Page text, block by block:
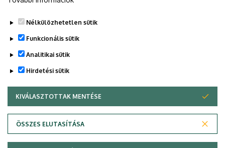
Legutóbbi frissítés: 2022. 08. 01. 17:55
Adatvédelem
Nélkülözhetetlen sütik
Funkcionális sütik
Analitikai sütik
Hirdetési sütik
KIVÁLASZTOTTAK MENTÉSE
ÖSSZES ELUTASÍTÁSA
WITHDRAW CONSENT